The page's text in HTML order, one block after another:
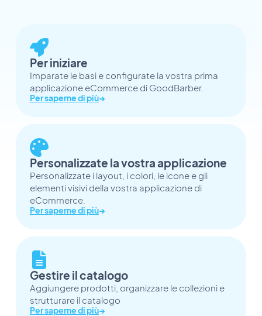
Per iniziare
Imparate le basi e configurate la vostra prima
applicazione eCommerce di GoodBarber.
Per saperne di più→
Personalizzate la vostra applicazione
Personalizzate i layout, i colori, le icone e gli
elementi visivi della vostra applicazione di
eCommerce.
Per saperne di più→
Gestire il catalogo
Aggiungere prodotti, organizzare le collezioni e
strutturare il catalogo
Per saperne di più→